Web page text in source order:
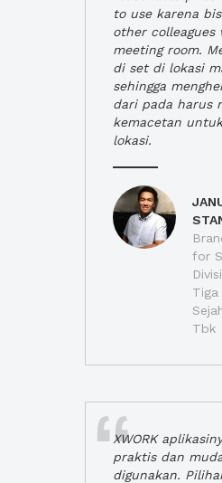
to use karena
other colleagues
meeting room.
di set di lokasi
sehingga
dari pada harus
kemacetan
lokasi.
for
Tiga
Tbk
XWORK
praktis dan
digunakan.